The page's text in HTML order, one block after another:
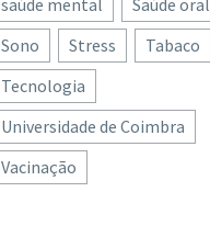
saúde mental
Saúde oral
Sono
Stress
Tabaco
Tecnologia
Universidade de Coimbra
Vacinação